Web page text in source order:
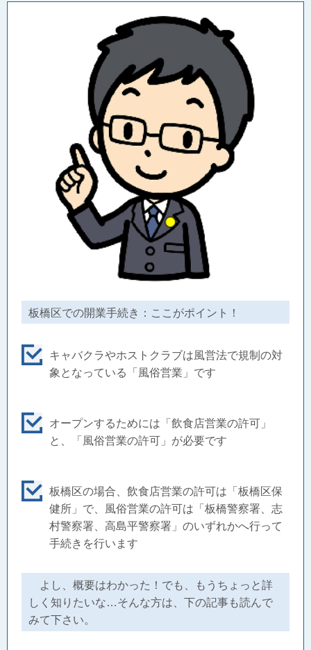
板橋区での開業手続き：ここがポイント！
キャバクラやホストクラブは風営法で規制の対
象となっている「風俗営業」です
オープンするためには「飲食店営業の許可」
と、「風俗営業の許可」が必要です
板橋区の場合、飲食店営業の許可は「板橋区保
健所」で、風俗営業の許可は「板橋警察署、志
村警察署、高島平警察署」のいずれかへ行って
手続きを行います
よし、概要はわかった！でも、もうちょっと詳
しく知りたいな…そんな方は、下の記事も読んで
みて下さい。